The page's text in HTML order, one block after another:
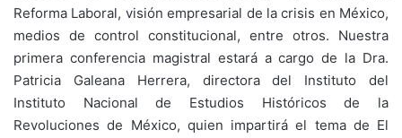
Reforma Laboral, visión empresarial de la crisis en México,
medios de control constitucional, entre otros. Nuestra
primera conferencia magistral estará a cargo de la Dra.
Patricia Galeana Herrera, directora del Instituto del
Instituto Nacional de Estudios Históricos de la
Revoluciones de México, quien impartirá el tema de El